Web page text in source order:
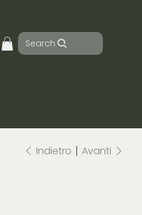
Search
Indietro Avanti